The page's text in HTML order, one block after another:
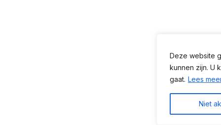
Deze website
kunnen zijn. U
gaat. Lees
Niet